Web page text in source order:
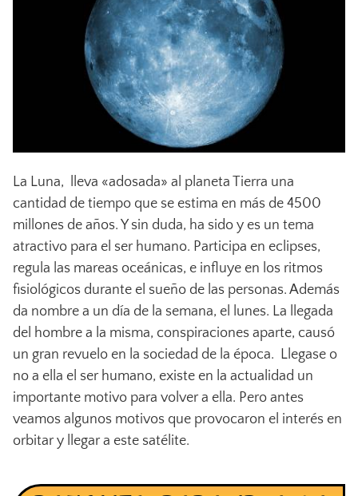
La Luna, lleva «adosada» al planeta Tierra una
cantidad de tiempo que se estima en más de 4500
millones de años. Y sin duda, ha sido y es un tema
atractivo para el ser humano. Participa en eclipses,
regula las mareas oceánicas, e influye en los ritmos
fisiológicos durante el sueño de las personas. Además
da nombre a un día de la semana, el lunes. La llegada
del hombre a la misma, conspiraciones aparte, causó
un gran revuelo en la sociedad de la época. Llegase o
no a ella el ser humano, existe en la actualidad un
importante motivo para volver a ella. Pero antes
veamos algunos motivos que provocaron el interés en
orbitar y llegar a este satélite.